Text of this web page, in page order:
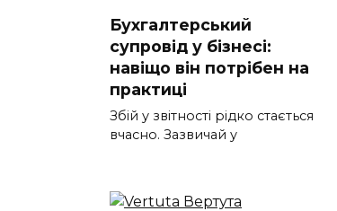
Бухгалтерський
супровід у бізнесі:
навіщо він потрібен на
практиці
Збій у звітності рідко стається
вчасно. Зазвичай у